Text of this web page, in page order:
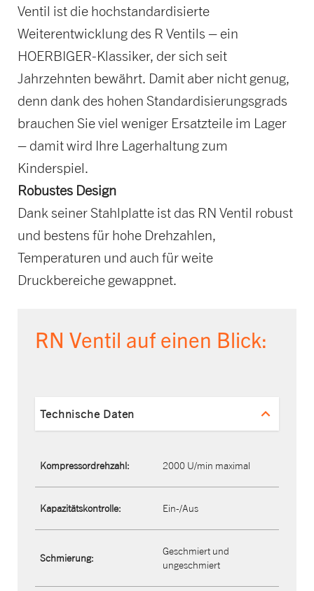
Ventil ist die hochstandardisierte
Weiterentwicklung des R Ventils – ein
HOERBIGER-Klassiker, der sich seit
Jahrzehnten bewährt. Damit aber nicht genug,
denn dank des hohen Standardisierungsgrads
brauchen Sie viel weniger Ersatzteile im Lager
– damit wird Ihre Lagerhaltung zum
Kinderspiel.
Robustes Design
Dank seiner Stahlplatte ist das RN Ventil robust
und bestens für hohe Drehzahlen,
Temperaturen und auch für weite
Druckbereiche gewappnet.
RN Ventil auf einen Blick:
Technische Daten
Kompressordrehzahl: 2000 U/min maximal
Kapazitätskontrolle: Ein-/Aus
Schmierung:
Geschmiert und
ungeschmiert